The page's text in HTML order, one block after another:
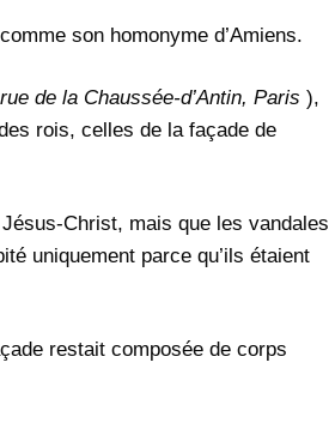
son homonyme d’Amiens.
de la Chaussée-d’Antin, Paris ),
rois, celles de la façade de
Christ, mais que les vandales
uniquement parce qu’ils étaient
restait composée de corps